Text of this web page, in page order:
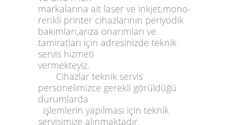
markalarına ait laser ve inkjet,mono-
renkli printer cihazlarının periyodik
bakımları,arıza onarımları ve
tamiratları için adresinizde teknik
servis hizmeti
vermekteyiz.
Cihazlar teknik servis
personelimizce gerekli görüldüğü
durumlarda
işlemlerin yapılması için teknik
servisimize alınmaktadır.